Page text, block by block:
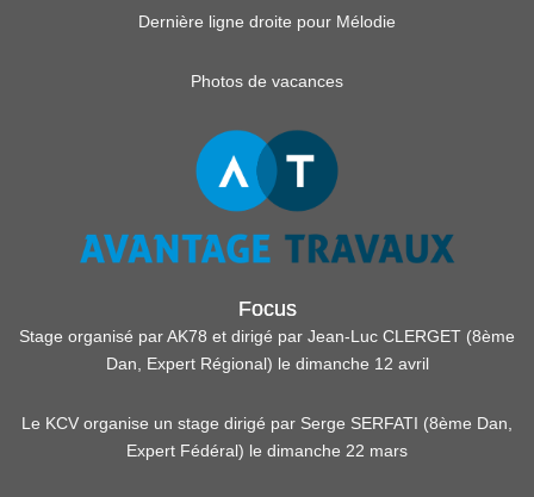
Dernière ligne droite pour Mélodie
Photos de vacances
Focus
Stage organisé par AK78 et dirigé par Jean-Luc CLERGET (8ème
Dan, Expert Régional) le dimanche 12 avril
Le KCV organise un stage dirigé par Serge SERFATI (8ème Dan,
Expert Fédéral) le dimanche 22 mars